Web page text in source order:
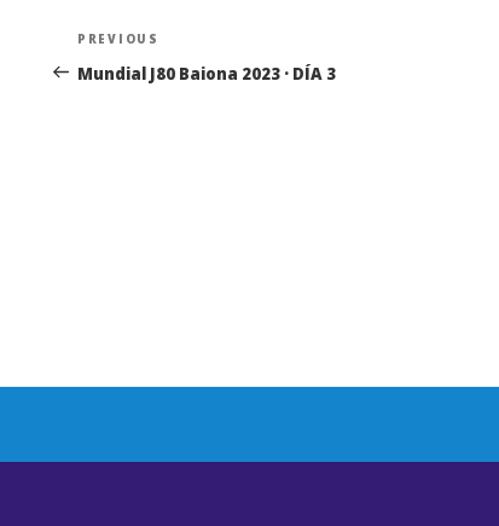
Navegación
de
Previous
Post
PREVIOUS
Mundial J80 Baiona 2023 · DÍA 3